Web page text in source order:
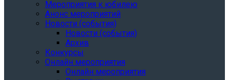
Мероприятия к юбилею
Анонс мероприятий
Новости (события)
Новости (события)
Архив
Конкурсы
Онлайн мероприятия
Онлайн мероприятия